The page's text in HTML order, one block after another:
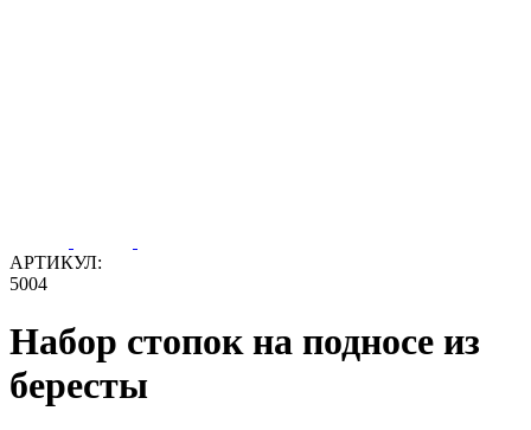
АРТИКУЛ:
5004
Набор стопок на подносе из
бересты